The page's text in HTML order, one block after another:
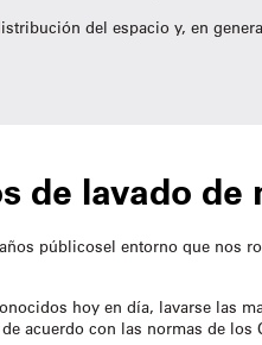
del espacio y, en
de lavado de
públicosel entorno que nos
hoy en día, lavarse las
acuerdo con las normas de los